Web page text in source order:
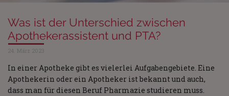
Was ist der Unterschied zwischen
Apothekerassistent und PTA?
24. März 2023
In einer Apotheke gibt es vielerlei Aufgabengebiete. Eine
Apothekerin oder ein Apotheker ist bekannt und auch,
dass man für diesen Beruf Pharmazie studieren muss.